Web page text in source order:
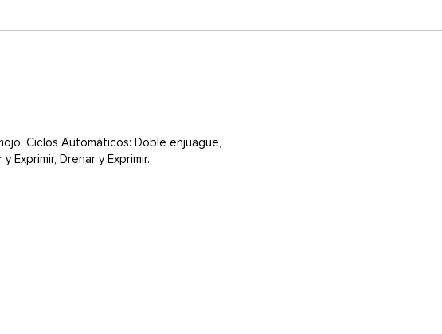
Ciclos Automáticos: Doble enjuague,
Exprimir, Drenar y Exprimir.